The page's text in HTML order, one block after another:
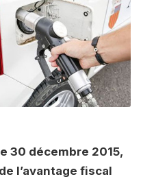
30 décembre 2015,
l’avantage fiscal